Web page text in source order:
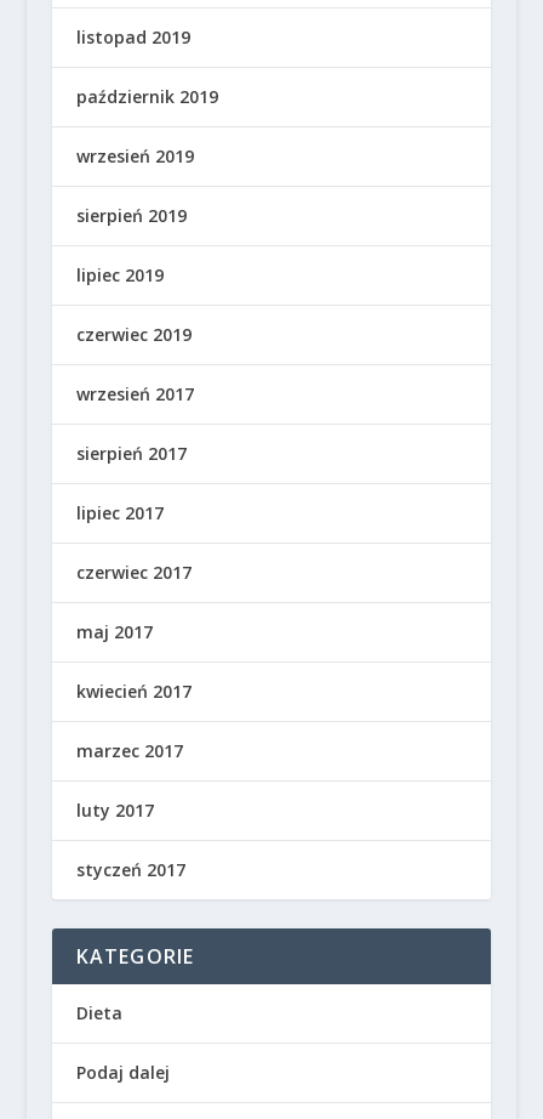
listopad 2019
październik 2019
wrzesień 2019
sierpień 2019
lipiec 2019
czerwiec 2019
wrzesień 2017
sierpień 2017
lipiec 2017
czerwiec 2017
maj 2017
kwiecień 2017
marzec 2017
luty 2017
styczeń 2017
KATEGORIE
Dieta
Podaj dalej